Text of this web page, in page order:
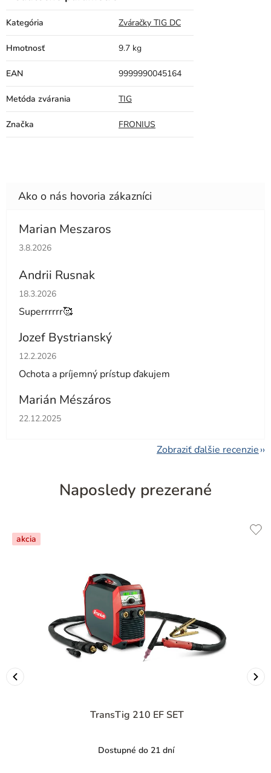
Kategória Zváračky TIG DC
Hmotnosť 9.7 kg
EAN 9999990045164
Metóda zvárania TIG
Značka FRONIUS
Marian Meszaros
Hodnotenie obchodu je 5 z 5 hviezdičiek.
3.8.2026
Andrii Rusnak
Hodnotenie obchodu je 5 z 5 hviezdičiek.
18.3.2026
Superrrrrr🥰
Jozef Bystrianský
Hodnotenie obchodu je 5 z 5 hviezdičiek.
12.2.2026
Ochota a príjemný prístup ďakujem
Marián Mészáros
Hodnotenie obchodu je 5 z 5 hviezdičiek.
22.12.2025
Zobraziť ďalšie recenzie
Naposledy prezerané
akcia
TransTig 210 EF SET
Dostupné do 21 dní